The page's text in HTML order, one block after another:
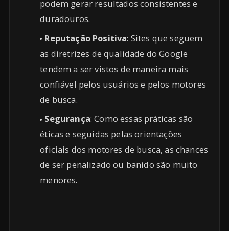
podem gerar resultados consistentes e
duradouros.
Reputação Positiva: Sites que seguem
as diretrizes de qualidade do Google
tendem a ser vistos de maneira mais
confiável pelos usuários e pelos motores
de busca.
Segurança: Como essas práticas são
éticas e seguidas pelas orientações
oficiais dos motores de busca, as chances
de ser penalizado ou banido são muito
menores.